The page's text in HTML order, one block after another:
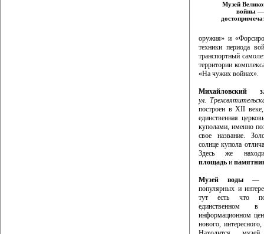
Музей
войны —
оружия» и
техники периода
транспортный
территории
«На чужих войнах».
Михайловский
ул.
построен в XII
единственная
куполами, именно
свое название.
солнце купола
Здесь же
площадь и
Музей воды—
популярных и
тут есть что
единственном
информационном
нового,